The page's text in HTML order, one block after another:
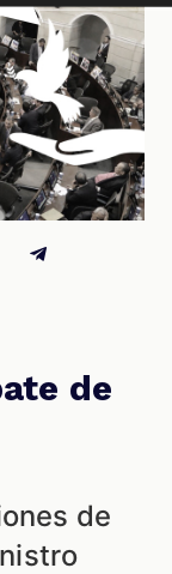
de
de